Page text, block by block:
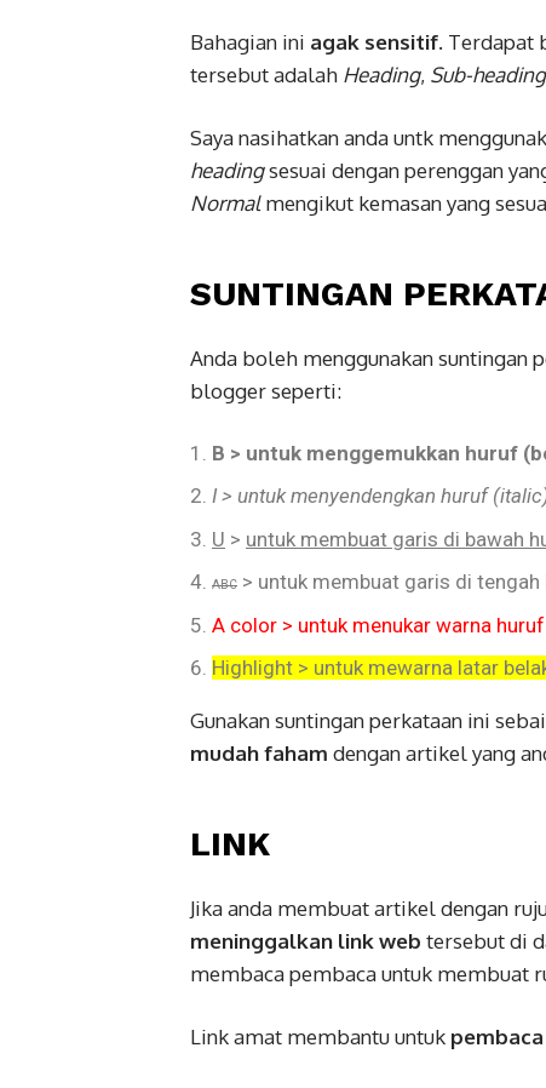
Bahagian ini agak sensitif. Terdapat
tersebut adalah Heading, Sub-heading
Saya nasihatkan anda untk
headingsesuai dengan perenggan
Normalmengikut kemasan yang
SUNTINGAN
Anda boleh menggunakan suntingan
blogger seperti:
B > untuk menggemukkan huruf
I > untuk menyendengkan huruf
U > untuk membuat garis di bawah
ABC > untuk membuat garis di
A color > untuk menukar warna
Highlight > untuk mewarna latar
Gunakan suntingan perkataan ini
mudah faham dengan artikel yang
LINK
Jika anda membuat artikel dengan
meninggalkan link web tersebut di
membaca pembaca untuk membuat
Link amat membantu untuk